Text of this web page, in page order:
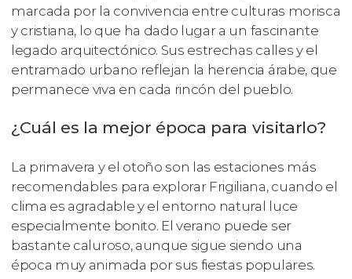
marcada por la convivencia entre culturas morisca
y cristiana, lo que ha dado lugar a un fascinante
legado arquitectónico. Sus estrechas calles y el
entramado urbano reflejan la herencia árabe, que
permanece viva en cada rincón del pueblo.
¿Cuál es la mejor época para visitarlo?
La primavera y el otoño son las estaciones más
recomendables para explorar Frigiliana, cuando el
clima es agradable y el entorno natural luce
especialmente bonito. El verano puede ser
bastante caluroso, aunque sigue siendo una
época muy animada por sus fiestas populares.